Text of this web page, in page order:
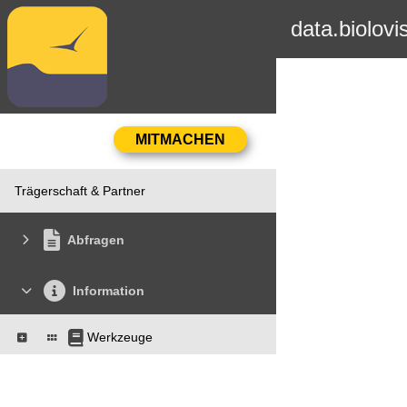
Trägerschaft & Partner
Abfragen
Information
Werkzeuge